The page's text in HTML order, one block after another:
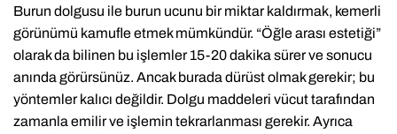
Burun dolgusu ile burun ucunu bir miktar kaldırmak, kemerli
görünümü kamufle etmek mümkündür. “Öğle arası estetiği”
olarak da bilinen bu işlemler 15-20 dakika sürer ve sonucu
anında görürsünüz. Ancak burada dürüst olmak gerekir; bu
yöntemler kalıcı değildir. Dolgu maddeleri vücut tarafından
zamanla emilir ve işlemin tekrarlanması gerekir. Ayrıca